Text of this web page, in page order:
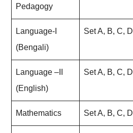
Pedagogy
Language-I
(Bengali)
Set A, B, C, D
Language –II
(English)
Set A, B, C, D
Mathematics Set A, B, C, D